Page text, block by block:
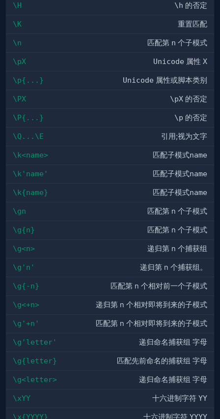
\H \h 的否定
\K 重置匹配
\n 匹配第 n 个子模式
\pX Unicode 属性 X
\p{...} Unicode 属性或脚本类别
\PX \pX 的否定
\P{...} \p 的否定
\Q...\E 引用;视为文字
\k<name> 匹配子模式name
\k'name' 匹配子模式name
\k{name} 匹配子模式name
\gn 匹配第 n 个子模式
\g{n} 匹配第 n 个子模式
\g<n> 递归第 n 个捕获组
\g'n' 递归第 n 个捕获组。
\g{-n} 匹配第 n 个相对前一个子模式
\g<+n> 递归第 n 个相对即将到来的子模式
\g'+n' 匹配第 n 个相对即将到来的子模式
\g'letter' 递归命名捕获组 字母
\g{letter} 匹配先前命名的捕获组 字母
\g<letter> 递归命名捕获组 字母
\xYY 十六进制字符 YY
\x{YYYY} 十六进制字符 YYYY